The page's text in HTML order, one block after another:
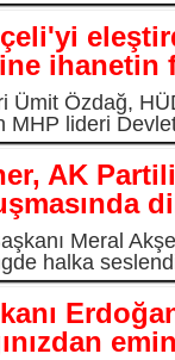
ihanetin
Ümit Özdağ,
MHP lideri
AK
Meral
halka